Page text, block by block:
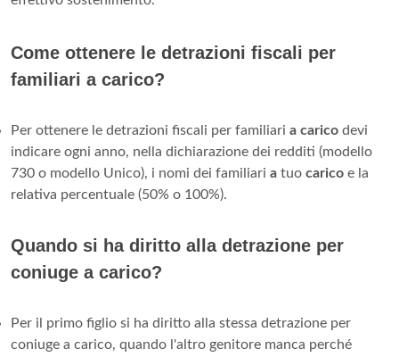
Come ottenere le detrazioni fiscali per
familiari a carico?
Per ottenere le detrazioni fiscali per familiari a carico devi
indicare ogni anno, nella dichiarazione dei redditi (modello
730 o modello Unico), i nomi dei familiari a tuo carico e la
relativa percentuale (50% o 100%).
Quando si ha diritto alla detrazione per
coniuge a carico?
Per il primo figlio si ha diritto alla stessa detrazione per
coniuge a carico, quando l'altro genitore manca perché